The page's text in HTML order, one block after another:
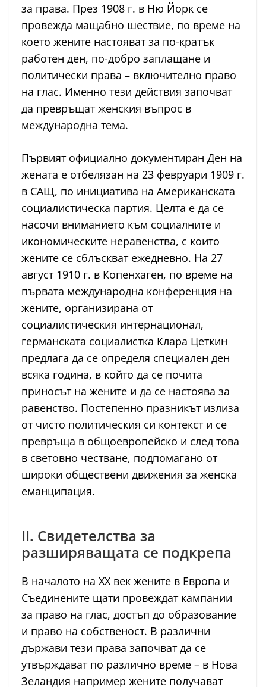
за права. През 1908 г. в Ню Йорк се
провежда мащабно шествие, по време на
което жените настояват за по-кратък
работен ден, по-добро заплащане и
политически права – включително право
на глас. Именно тези действия започват
да превръщат женския въпрос в
международна тема.
Първият официално документиран Ден на
жената е отбелязан на 23 февруари 1909 г.
в САЩ, по инициатива на Американската
социалистическа партия. Целта е да се
насочи вниманието към социалните и
икономическите неравенства, с които
жените се сблъскват ежедневно. На 27
август 1910 г. в Копенхаген, по време на
първата международна конференция на
жените, организирана от
социалистическия интернационал,
германската социалистка Клара Цеткин
предлага да се определя специален ден
всяка година, в който да се почита
приносът на жените и да се настоява за
равенство. Постепенно празникът излиза
от чисто политическия си контекст и се
превръща в общоевропейско и след това
в световно честване, подпомагано от
широки обществени движения за женска
еманципация.
II. Свидетелства за
разширяващата се подкрепа
В началото на XX век жените в Европа и
Съединените щати провеждат кампании
за право на глас, достъп до образование
и право на собственост. В различни
държави тези права започват да се
утвърждават по различно време – в Нова
Зеландия например жените получават